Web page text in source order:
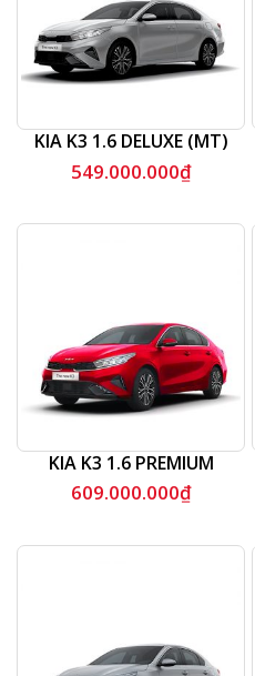
KIA K3 1.6 DELUXE (MT)
549.000.000₫
KIA K3 1.6 PREMIUM
609.000.000₫